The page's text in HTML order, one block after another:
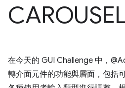
在今天的 GUI Challenge 中，
轉介面元件的功能與層面，包括